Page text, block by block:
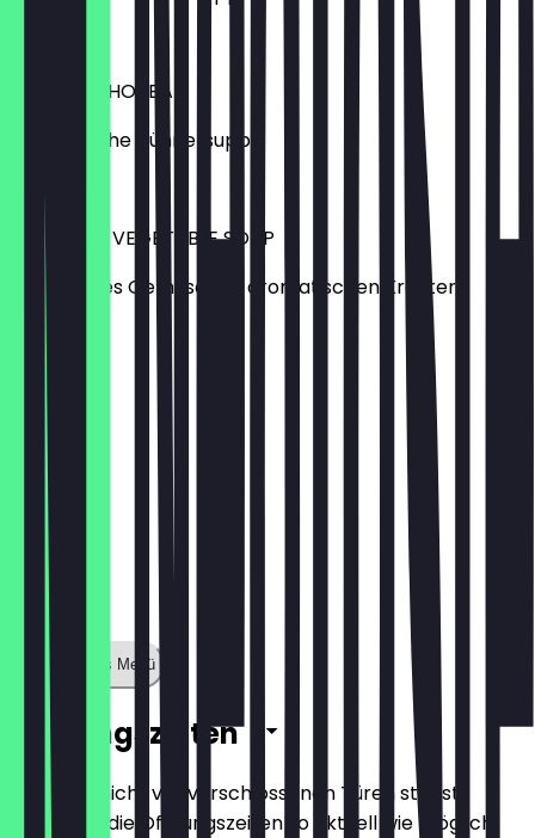
CHICKEN SHORBA
Aromatische Hühnersuppe
CREAM OF VEGETABLE SOUP
Gemischtes Gemüse mit aromatischen Kräutern
4,80 €
Zeige ganzes Menü
Öffnungszeiten
Damit du nicht vor verschlossenen Türen stehst,
halten wir die Öffnungszeiten so aktuell wie möglich.